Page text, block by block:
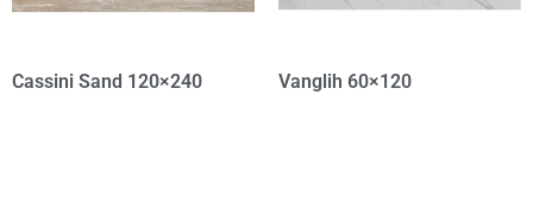
Cassini Sand 120×240 Vanglih 60×120